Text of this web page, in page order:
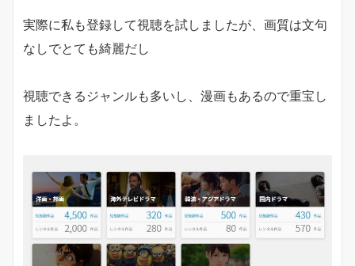
実際に私も登録して視聴を試しましたが、画質は文句
なしでとても綺麗だし
視聴できるジャンルも多いし、漫画もあるので重宝し
ましたよ。